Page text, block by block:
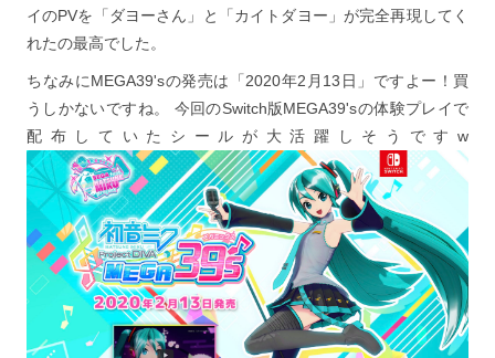
イのPVを「ダヨーさん」と「カイトダヨー」が完全再現してく
れたの最高でした。
ちなみにMEGA39'sの発売は「2020年2月13日」ですよー！買
うしかないですね。 今回のSwitch版MEGA39'sの体験プレイで
配布していたシールが大活躍しそうですw